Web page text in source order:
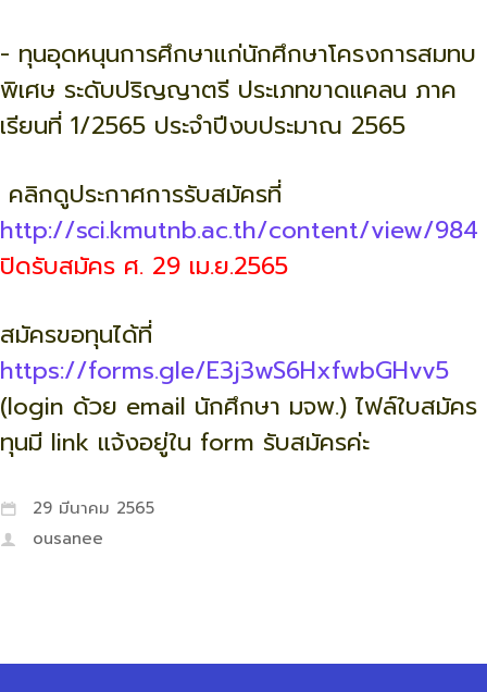
- ทุนอุดหนุนการศึกษาแก่นักศึกษาโครงการสมทบ
พิเศษ ระดับปริญญาตรี ประเภทขาดแคลน ภาค
เรียนที่ 1/2565 ประจำปีงบประมาณ 2565
คลิกดูประกาศการรับสมัครที่
http://sci.kmutnb.ac.th/content/view/984
ปิดรับสมัคร ศ. 29 เม.ย.2565
สมัครขอทุนได้ที่
https://forms.gle/E3j3wS6HxfwbGHvv5
(login ด้วย email นักศึกษา มจพ.) ไฟล์ใบสมัคร
ทุนมี link แจ้งอยู่ใน form รับสมัครค่ะ
29 มีนาคม 2565
ousanee